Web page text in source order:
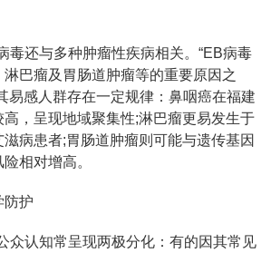
还与多种肿瘤性疾病相关。“EB病毒
巴瘤及胃肠道肿瘤等的重要原因之
易感人群存在一定规律：鼻咽癌在福建
，呈现地域聚集性;淋巴瘤更易发生于
病患者;胃肠道肿瘤则可能与遗传基因
相对增高。
护
认知常呈现两极分化：有的因其常见